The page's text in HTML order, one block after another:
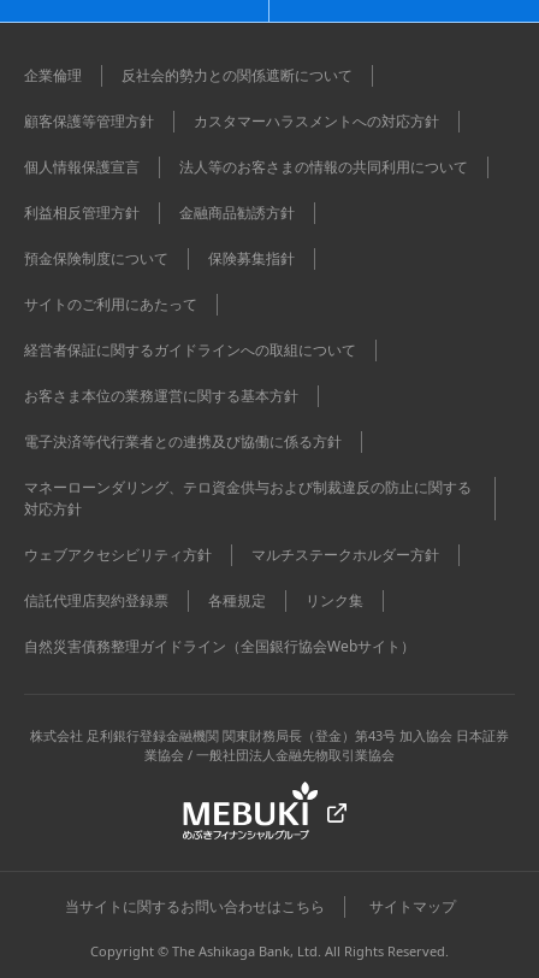
企業倫理 反社会的勢力との関係遮断について
顧客保護等管理方針 カスタマーハラスメントへの対応方針
個人情報保護宣言 法人等のお客さまの情報の共同利用について
利益相反管理方針 金融商品勧誘方針
預金保険制度について 保険募集指針
サイトのご利用にあたって
経営者保証に関するガイドラインへの取組について
お客さま本位の業務運営に関する基本方針
電子決済等代行業者との連携及び協働に係る方針
マネーローンダリング、テロ資金供与および制裁違反の防止に関する
対応方針
ウェブアクセシビリティ方針 マルチステークホルダー方針
信託代理店契約登録票 各種規定 リンク集
自然災害債務整理ガイドライン（全国銀行協会Webサイト）
株式会社 足利銀行登録金融機関 関東財務局長（登金）第43号 加入協会 日本証券
業協会 / 一般社団法人金融先物取引業協会
当サイトに関するお問い合わせはこちら サイトマップ
Copyright © The Ashikaga Bank, Ltd. All Rights Reserved.